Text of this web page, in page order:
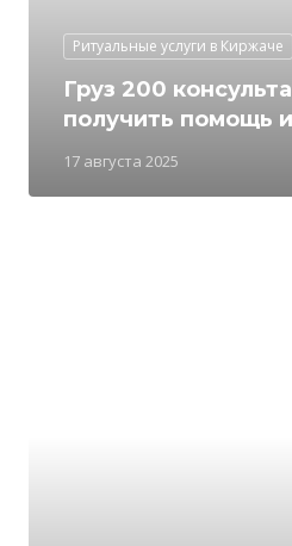
Ритуальные услуги в Киржаче
17 августа 2025
Груз 200
получить помощь